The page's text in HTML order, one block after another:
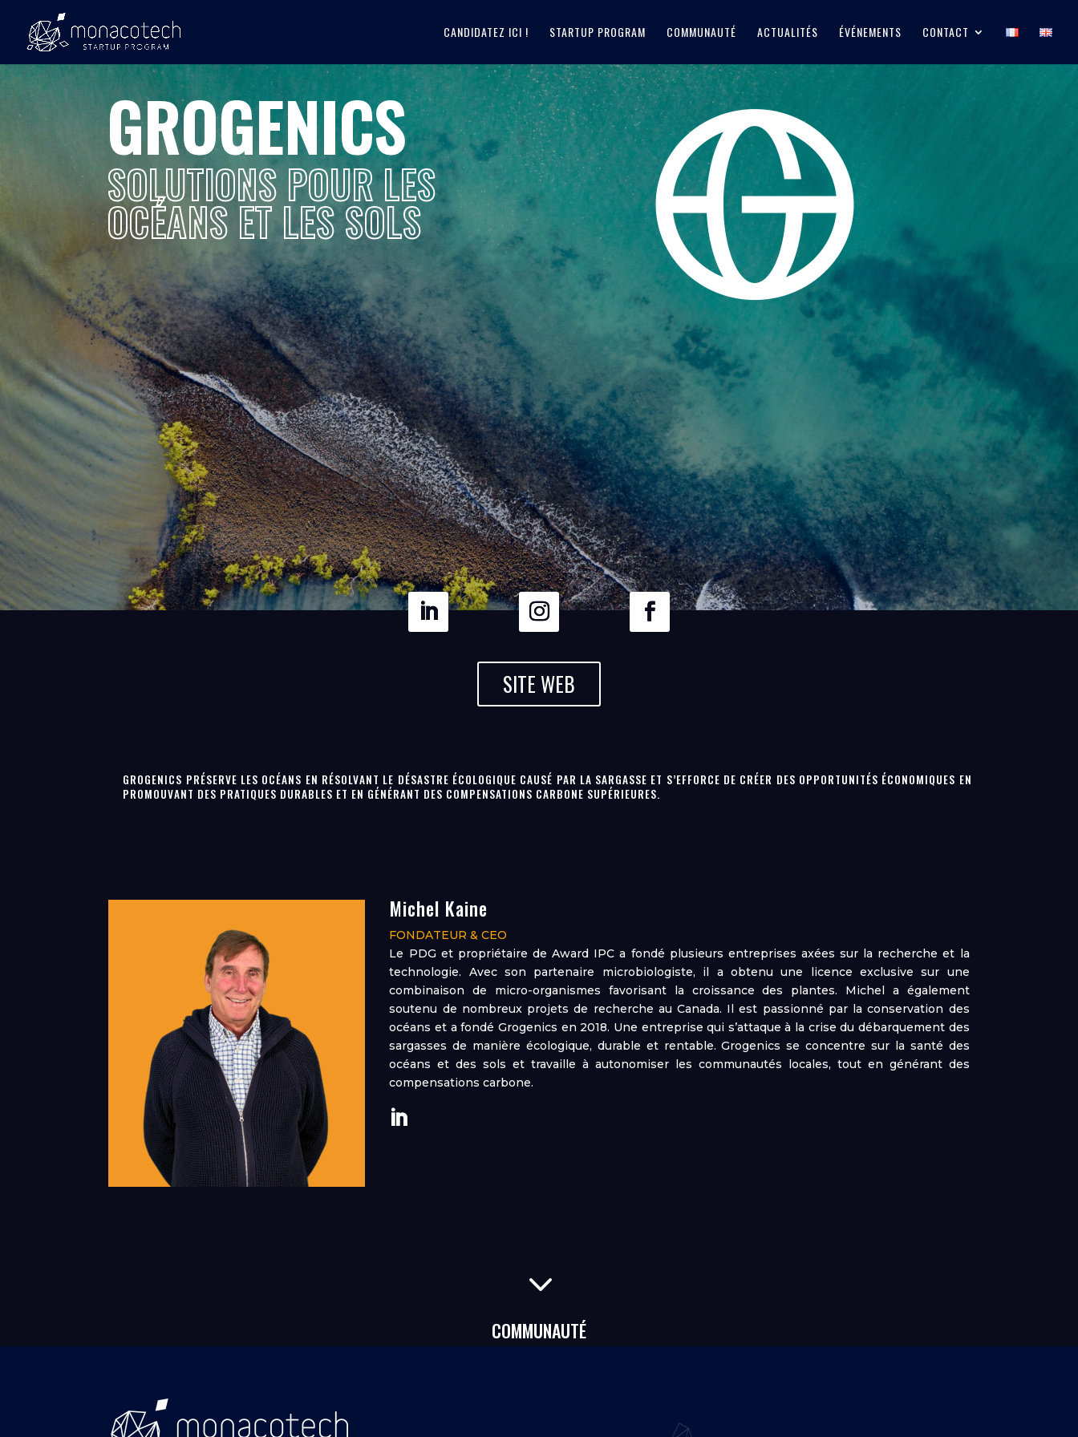
CANDIDATEZ ICI ! STARTUP PROGRAM COMMUNAUTÉ ACTUALITÉS ÉVÉNEMENTS CONTACT
GROGENICS
SOLUTIONS POUR LES
OCÉANS ET LES SOLS
SITE WEB
GROGENICS PRÉSERVE LES OCÉANS EN RÉSOLVANT LE DÉSASTRE ÉCOLOGIQUE CAUSÉ PAR LA SARGASSE ET S’EFFORCE DE CRÉER DES OPPORTUNITÉS ÉCONOMIQUES EN
PROMOUVANT DES PRATIQUES DURABLES ET EN GÉNÉRANT DES COMPENSATIONS CARBONE SUPÉRIEURES.
Michel Kaine
FONDATEUR & CEO
Le PDG et propriétaire de Award IPC a fondé plusieurs entreprises axées sur la recherche et la
technologie. Avec son partenaire microbiologiste, il a obtenu une licence exclusive sur une
combinaison de micro-organismes favorisant la croissance des plantes. Michel a également
soutenu de nombreux projets de recherche au Canada. Il est passionné par la conservation des
océans et a fondé Grogenics en 2018. Une entreprise qui s’attaque à la crise du débarquement des
sargasses de manière écologique, durable et rentable. Grogenics se concentre sur la santé des
océans et des sols et travaille à autonomiser les communautés locales, tout en générant des
compensations carbone.
3
COMMUNAUTÉ